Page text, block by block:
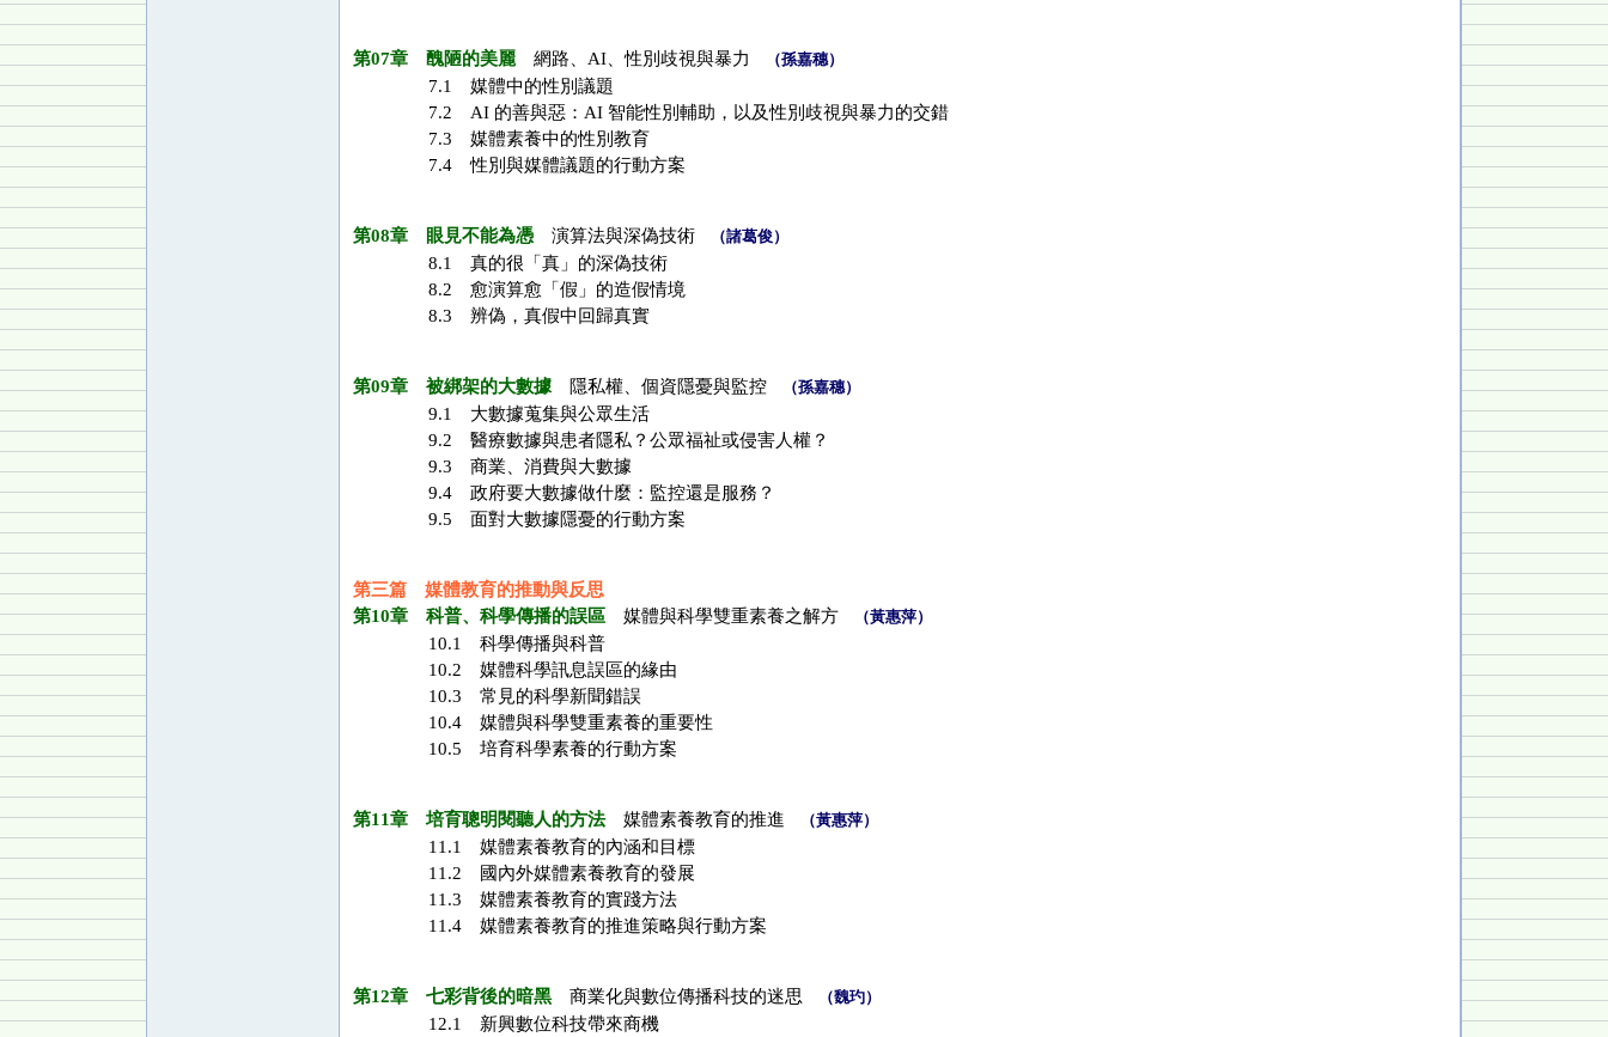
第07章 醜陋的美麗網路、AI、性別歧視與暴力 （孫嘉穗）
7.1 媒體中的性別議題
7.2 AI 的善與惡：AI 智能性別輔助，以及性別歧視與暴力的交錯
7.3 媒體素養中的性別教育
7.4 性別與媒體議題的行動方案
第08章 眼見不能為憑演算法與深偽技術（諸葛俊）
8.1 真的很「真」的深偽技術
8.2 愈演算愈「假」的造假情境
8.3 辨偽，真假中回歸真實
第09章 被綁架的大數據隱私權、個資隱憂與監控（孫嘉穗）
9.1 大數據蒐集與公眾生活
9.2 醫療數據與患者隱私？公眾福祉或侵害人權？
9.3 商業、消費與大數據
9.4 政府要大數據做什麼：監控還是服務？
9.5 面對大數據隱憂的行動方案
第三篇 媒體教育的推動與反思
第10章 科普、科學傳播的誤區 媒體與科學雙重素養之解方（黃惠萍）
10.1 科學傳播與科普
10.2 媒體科學訊息誤區的緣由
10.3 常見的科學新聞錯誤
10.4 媒體與科學雙重素養的重要性
10.5 培育科學素養的行動方案
第11章 培育聰明閱聽人的方法媒體素養教育的推進 （黃惠萍）
11.1 媒體素養教育的內涵和目標
11.2 國內外媒體素養教育的發展
11.3 媒體素養教育的實踐方法
11.4 媒體素養教育的推進策略與行動方案
第12章 七彩背後的暗黑商業化與數位傳播科技的迷思 （魏玓）
12.1 新興數位科技帶來商機